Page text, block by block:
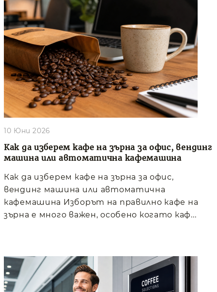
Как да изберем кафе на зърна за офис, вендинг
машина или автоматична кафемашина
10 Юни 2026
Как да изберем кафе на зърна за офис,
вендинг машина или автоматична
кафемашина Изборът на правилно кафе на
зърна е много важен, особено когато каф...